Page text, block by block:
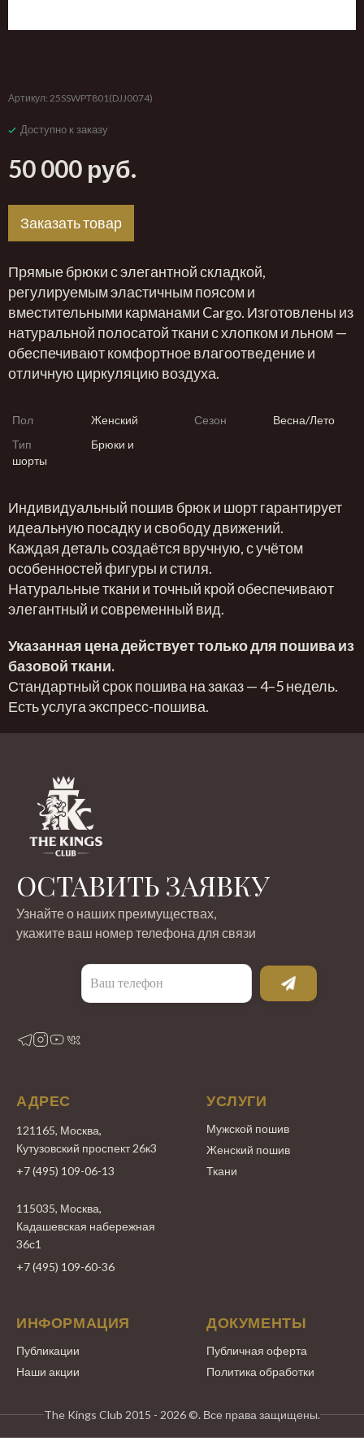
Артикул: 25SSWPT801(DJJ0074)
Доступно к заказу
50 000 руб.
Заказать товар
Прямые брюки с элегантной складкой,
регулируемым эластичным поясом и
вместительными карманами Cargo. Изготовлены из
натуральной полосатой ткани с хлопком и льном —
обеспечивают комфортное влагоотведение и
отличную циркуляцию воздуха.
Пол Женский Сезон
Весна/Лето
Тип
Брюки и
шорты
Индивидуальный пошив брюк и шорт гарантирует
идеальную посадку и свободу движений.
Каждая деталь создаётся вручную, с учётом
особенностей фигуры и стиля.
Натуральные ткани и точный крой обеспечивают
элегантный и современный вид.
Указанная цена действует только для пошива из
базовой ткани.
Стандартный срок пошива на заказ — 4–5 недель.
Есть услуга экспресс-пошива.
ОСТАВИТЬ ЗАЯВКУ
Узнайте о наших преимуществах,
укажите ваш номер телефона для связи
АДРЕС
121165, Москва,
Кутузовский проспект 26к3
+7 (495) 109-06-13
115035, Москва,
Кадашевская набережная
36с1
+7 (495) 109-60-36
УСЛУГИ
Мужской пошив
Женский пошив
Ткани
ИНФОРМАЦИЯ
Публикации
Наши акции
ДОКУМЕНТЫ
Публичная оферта
Политика обработки
The Kings Club 2015 - 2026 ©. Все права защищены.